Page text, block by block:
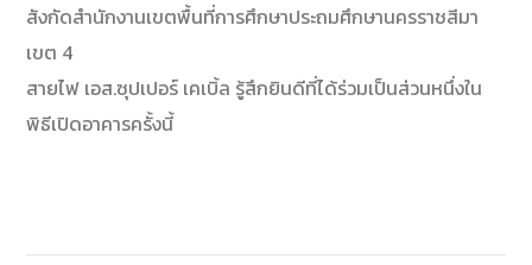
สังกัดสำนักงานเขตพื้นที่การศึกษาประถมศึกษานครราชสีมา
เขต 4
สายไฟ เอส.ซุปเปอร์ เคเบิ้ล รู้สึกยินดีที่ได้ร่วมเป็นส่วนหนึ่งใน
พิธีเปิดอาคารครั้งนี้